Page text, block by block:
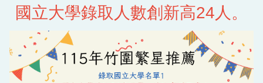
國立大學錄取人數創新高24人。